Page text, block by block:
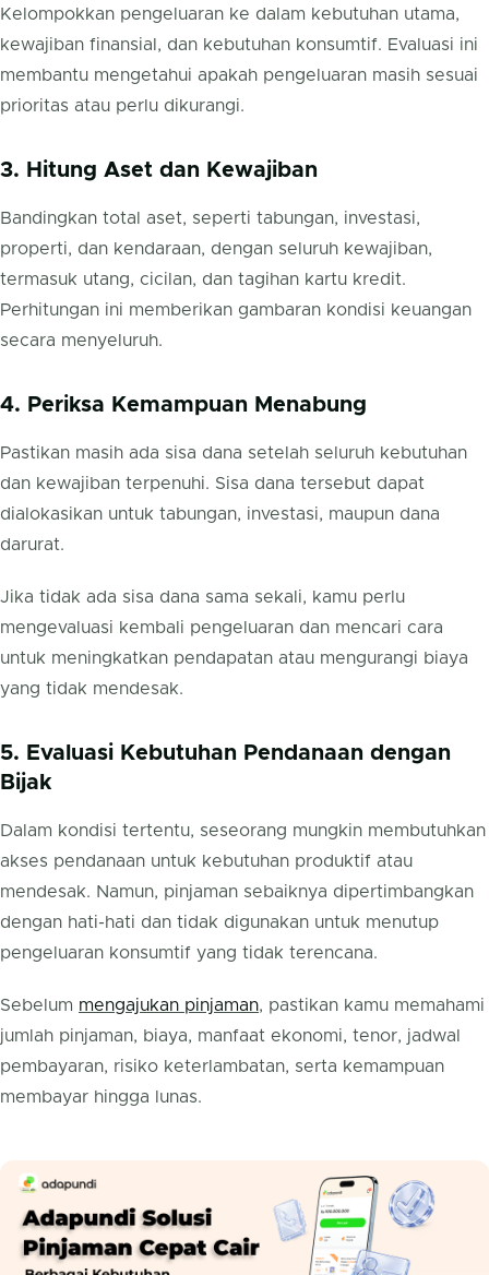
Kelompokkan pengeluaran ke dalam kebutuhan utama,
kewajiban finansial, dan kebutuhan konsumtif. Evaluasi ini
membantu mengetahui apakah pengeluaran masih sesuai
prioritas atau perlu dikurangi.
3. Hitung Aset dan Kewajiban
Bandingkan total aset, seperti tabungan, investasi,
properti, dan kendaraan, dengan seluruh kewajiban,
termasuk utang, cicilan, dan tagihan kartu kredit.
Perhitungan ini memberikan gambaran kondisi keuangan
secara menyeluruh.
4. Periksa Kemampuan Menabung
Pastikan masih ada sisa dana setelah seluruh kebutuhan
dan kewajiban terpenuhi. Sisa dana tersebut dapat
dialokasikan untuk tabungan, investasi, maupun dana
darurat.
Jika tidak ada sisa dana sama sekali, kamu perlu
mengevaluasi kembali pengeluaran dan mencari cara
untuk meningkatkan pendapatan atau mengurangi biaya
yang tidak mendesak.
5. Evaluasi Kebutuhan Pendanaan dengan
Bijak
Dalam kondisi tertentu, seseorang mungkin membutuhkan
akses pendanaan untuk kebutuhan produktif atau
mendesak. Namun, pinjaman sebaiknya dipertimbangkan
dengan hati-hati dan tidak digunakan untuk menutup
pengeluaran konsumtif yang tidak terencana.
Sebelum mengajukan pinjaman, pastikan kamu memahami
jumlah pinjaman, biaya, manfaat ekonomi, tenor, jadwal
pembayaran, risiko keterlambatan, serta kemampuan
membayar hingga lunas.